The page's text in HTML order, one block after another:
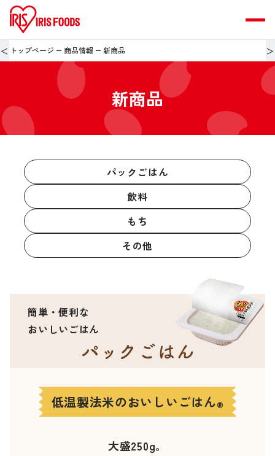
＜ トップページ 商品情報 新商品 ＞
新商品
パックごはん
飲料
もち
その他
簡単・便利な
おいしいごはん
低温製法米のおいしいごはん®
大盛250g。